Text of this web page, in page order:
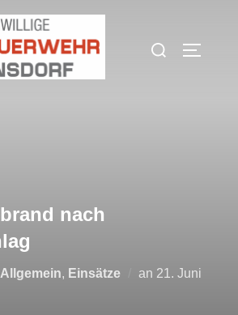
Suchen
nach
Allgemein, Einsätze an Veröffentlicht
21. Juni